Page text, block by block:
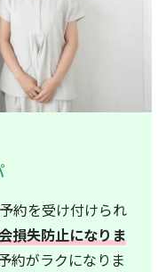
約を受け付けられ
損失防止になりま
約がラクになりま